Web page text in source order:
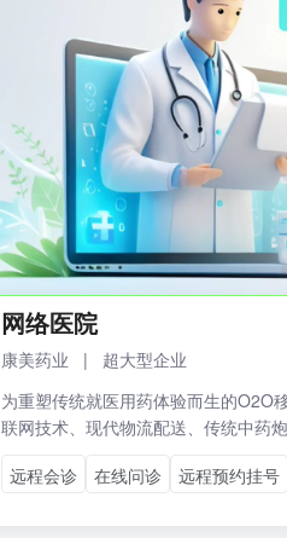
网络医院
康美药业 |
超大型企业
为重塑传统就医用药体验而生的O2O
联网技术、现代物流配送、传统中药
远程会诊
在线问诊 远程预约挂号